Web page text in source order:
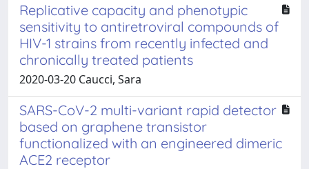
Replicative capacity and phenotypic
sensitivity to antiretroviral compounds of
HIV-1 strains from recently infected and
chronically treated patients
2020-03-20 Caucci, Sara
SARS-CoV-2 multi-variant rapid detector
based on graphene transistor
functionalized with an engineered dimeric
ACE2 receptor